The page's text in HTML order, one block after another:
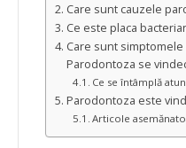
Care sunt cauzele
Ce este placa
Care sunt
Parodontoza se
Ce se întâmplă
Parodontoza este
Articole